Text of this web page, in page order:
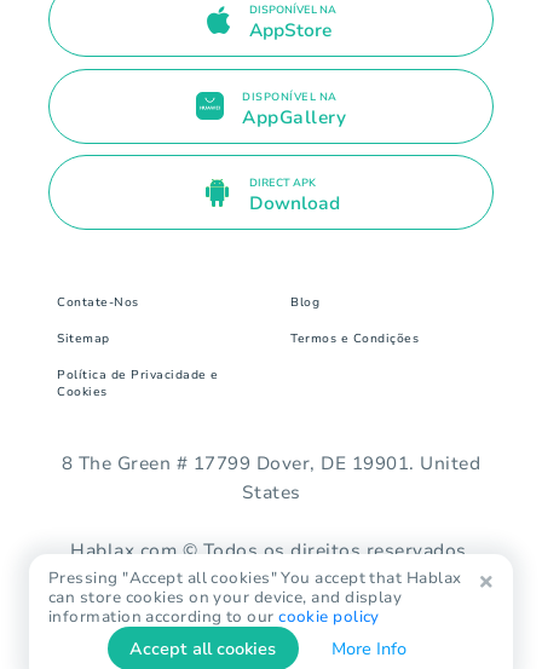
DISPONÍVEL NA
AppStore
DISPONÍVEL NA
AppGallery
DIRECT APK
Download
Contate-Nos Blog
Sitemap Termos e Condições
Política de Privacidade e
Cookies
8 The Green # 17799 Dover, DE 19901. United
States
Hablax.com © Todos os direitos reservados.
Pressing "Accept all cookies" You accept that Hablax
can store cookies on your device, and display
information according to ourcookie policy
Accept all cookies More Info